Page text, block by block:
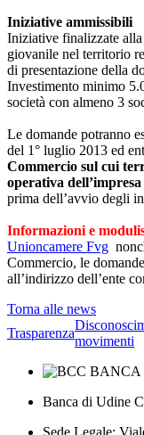
Iniziative ammissibili
Iniziative finalizzate
giovanile nel territorio
di presentazione della
Investimento minimo
società con almeno 3
Le domande potranno
del 1° luglio 2013 ed
Commercio sul cui
operativa
prima dell’avvio degli
Informazioni e
Unioncamere Fvg
Commercio, le
all’indirizzo dell’ente
Torna alle news
Trasparenza
movimenti
Banca di Udine
Sede Legale: